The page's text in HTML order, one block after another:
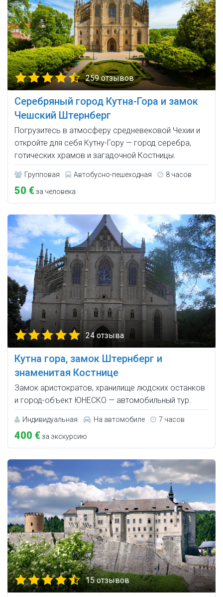
259 отзывов
Серебряный город Кутна-Гора и замок
Чешский Штернберг
Погрузитесь в атмосферу средневековой Чехии и
откройте для себя Кутну-Гору — город серебра,
готических храмов и загадочной Костницы.
Групповая Автобусно-пешеходная 8 часов
50 €за человека
24 отзыва
Кутна гора, замок Штернберг и
знаменитая Костнице
Замок аристократов, хранилище людских останков
и город-объект ЮНЕСКО — автомобильный тур.
Индивидуальная На автомобиле 7 часов
400 €за экскурсию
15 отзывов